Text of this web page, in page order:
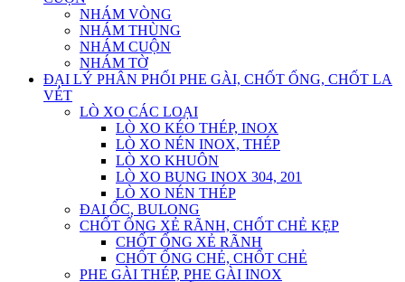
NHÁM VÒNG
NHÁM THÙNG
NHÁM CUỘN
NHÁM TỜ
ĐẠI LÝ PHÂN PHỐI PHE GÀI, CHỐT ỐNG, CHỐT LA
VÉT
LÒ XO CÁC LOẠI
LÒ XO KÉO THÉP, INOX
LÒ XO NÉN INOX, THÉP
LÒ XO KHUÔN
LÒ XO BUNG INOX 304, 201
LÒ XO NÉN THÉP
ĐAI ỐC, BULONG
CHỐT ỐNG XẺ RÃNH, CHỐT CHẺ KẸP
CHỐT ỐNG XẺ RÃNH
CHỐT ỐNG CHẺ, CHỐT CHẺ
PHE GÀI THÉP, PHE GÀI INOX